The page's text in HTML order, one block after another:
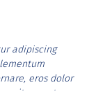
adipiscing
eros dolor
vitae erat.